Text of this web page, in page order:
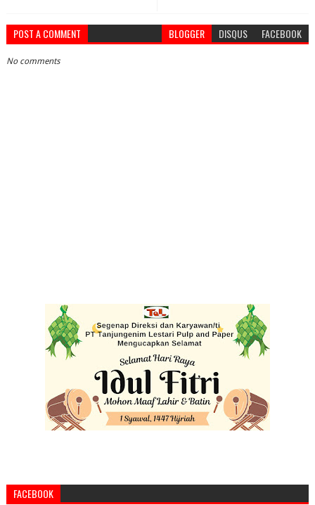
POST A COMMENT BLOGGER DISQUS FACEBOOK
No comments
FACEBOOK